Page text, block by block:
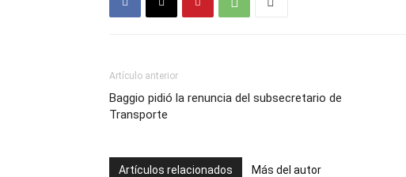
Artículo anterior
Baggio pidió la renuncia del subsecretario de
Transporte
Artículos relacionados Más del autor